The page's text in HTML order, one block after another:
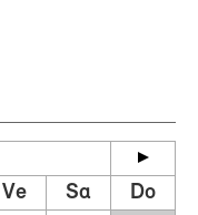
Ve Sa Do